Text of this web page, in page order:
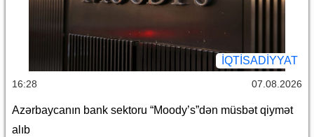
İQTİSADİYYAT
16:28 07.08.2026
Azərbaycanın bank sektoru “Moody’s”dən müsbət qiymət
alıb